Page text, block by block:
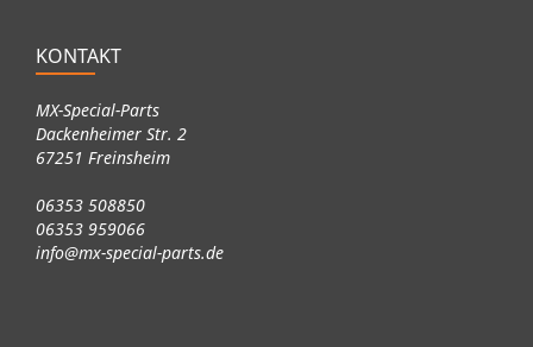
KONTAKT
MX-Special-Parts
Dackenheimer Str. 2
67251 Freinsheim
06353 508850
06353 959066
info@mx-special-parts.de